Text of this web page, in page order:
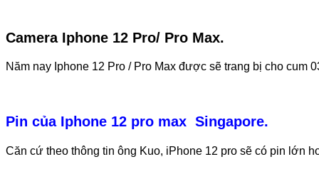
Camera Iphone 12 Pro/ Pro Max.
Năm nay Iphone 12 Pro / Pro Max được sẽ trang bị cho cum
Pin của Iphone 12 pro max Singapore.
Căn cứ theo thông tin ông Kuo, iPhone 12 pro sẽ có pin lớn